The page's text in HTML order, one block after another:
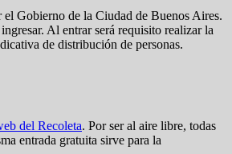
Gobierno de la Ciudad de Buenos Aires.
Al entrar será requisito realizar la
de distribución de personas.
del Recoleta. Por ser al aire libre, todas
entrada gratuita sirve para la